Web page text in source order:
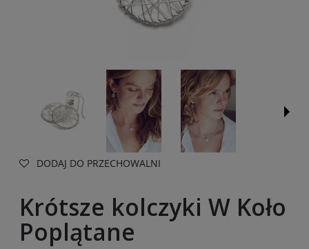
DODAJ DO PRZECHOWALNI
Krótsze kolczyki W Koło
Poplątane